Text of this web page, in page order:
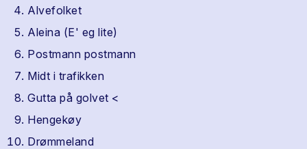
Alvefolket
Aleina (E' eg lite)
Postmann postmann
Midt i trafikken
Gutta på golvet <
Hengekøy
Drømmeland